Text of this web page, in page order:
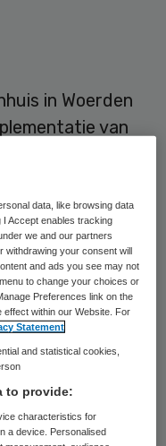
in Woerden
van
plaatsvinden.
’s avonds en
op.
laat het
“Er is meer
in te werken
woordvoerster
“Zij kunnen
snel genoeg
data, like browsing data
I Accept enables tracking
we and our partners
withdrawing your consent will
and ads you see may not
to change your choices or
Preferences link on the
effect within our Website. For
Statement
and statistical cookies,
to provide:
characteristics for
a device. Personalised